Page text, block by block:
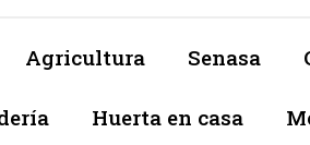
Agricultura Senasa
Huerta en casa